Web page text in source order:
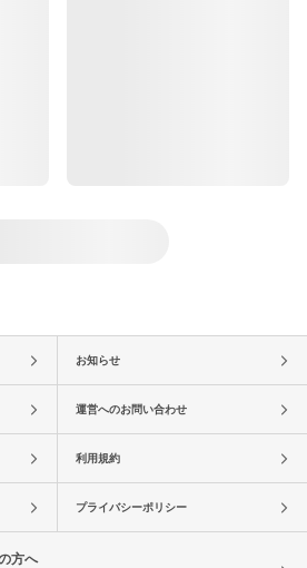
お知らせ
運営へのお問い合わせ
利用規約
プライバシーポリシー
方へ